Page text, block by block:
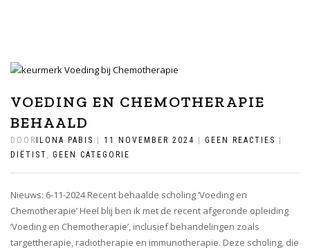
VOEDING EN CHEMOTHERAPIE
BEHAALD
DOOR ILONA PABIS 11 NOVEMBER 2024 GEEN REACTIES
DIËTIST, GEEN CATEGORIE
Nieuws: 6-11-2024 Recent behaalde scholing ‘Voeding en
Chemotherapie’ Heel blij ben ik met de recent afgeronde opleiding
‘Voeding en Chemotherapie’, inclusief behandelingen zoals
targettherapie, radiotherapie en immunotherapie. Deze scholing, die